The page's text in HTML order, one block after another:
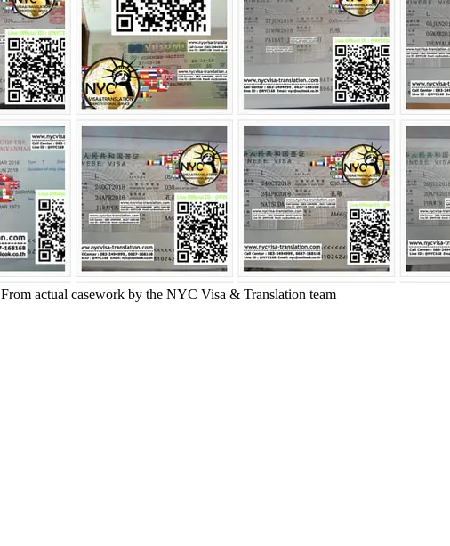
From actual casework by the NYC Visa & Translation team